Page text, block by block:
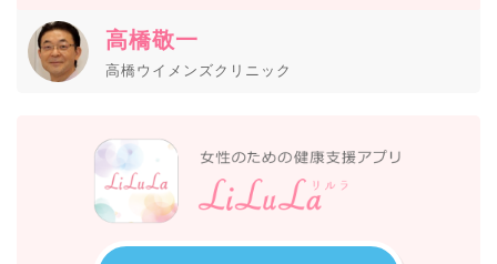
高橋敬一
高橋ウイメンズクリニック